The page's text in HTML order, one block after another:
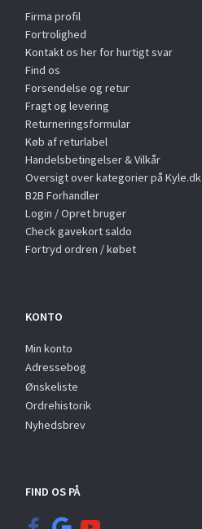
Firma profil
Fortrolighed
Kontakt os her for hurtigt svar
Find os
Forsendelse og retur
Fragt og levering
Returneringsformular
Køb af returlabel
Handelsbetingelser & Vilkår
Oversigt over kategorier på Kyle.dk
B2B Forhandler
Login / Opret bruger
Check gavekort saldo
Fortryd ordren / købet
KONTO
Min konto
Adressebog
Ønskeliste
Ordrehistorik
Nyhedsbrev
FIND OS PÅ